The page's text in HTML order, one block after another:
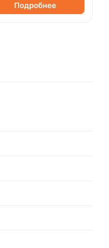
Подробнее